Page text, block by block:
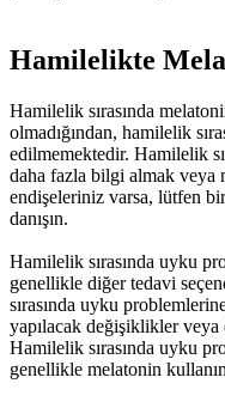
Hamilelikte
Hamilelik sırasında
olmadığından, hamilelik
edilmemektedir. Hamilelik
daha fazla bilgi almak veya
endişeleriniz varsa, lütfen
danışın.
Hamilelik sırasında uyku
genellikle diğer tedavi
sırasında uyku
yapılacak değişiklikler
Hamilelik sırasında uyku
genellikle melatonin